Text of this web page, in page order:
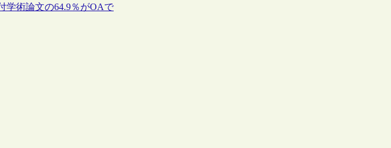
学術論文の64.9％がOAで